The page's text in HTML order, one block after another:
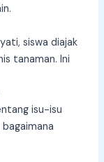
siswa diajak
tanaman. Ini
isu-isu